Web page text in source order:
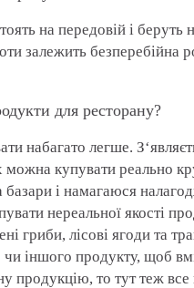
на передовій і беруть
залежить безперебійна
для ресторану?
набагато легше.
купувати реально
і намагаюся
нереальної якості
гриби, лісові ягоди та
іншого продукту, щоб
то тут теж все